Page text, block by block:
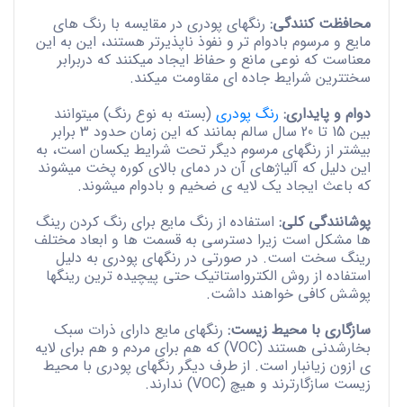
محافظت کنندگی: رنگهای پودری در مقایسه با رنگ های
مایع و مرسوم بادوام تر و نفوذ ناپذیرتر هستند، این به این
معناست که نوعی مانع و حفاظ ایجاد میکنند که دربرابر
سختترین شرایط جاده ای مقاومت میکند.
دوام و پایداری: رنگ پودری (بسته به نوع رنگ) میتوانند
بین 15 تا 20 سال سالم بمانند که این زمان حدود 3 برابر
بیشتر از رنگهای مرسوم دیگر تحت شرایط یکسان است، به
این دلیل که آلیاژهای آن در دمای بالای کوره پخت میشوند
که باعث ایجاد یک لایه ی ضخیم و بادوام میشوند.
پوشانندگی کلی: استفاده از رنگ مایع برای رنگ کردن رینگ
ها مشکل است زیرا دسترسی به قسمت ها و ابعاد مختلف
رینگ سخت است. در صورتی در رنگهای پودری به دلیل
استفاده از روش الکترواستاتیک حتی پیچیده ترین رینگها
پوشش کافی خواهند داشت.
سازگاری با محیط زیست: رنگهای مایع دارای ذرات سبک
بخارشدنی هستند (VOC) که هم برای مردم و هم برای لایه
ی ازون زیانبار است. از طرف دیگر رنگهای پودری با محیط
زیست سازگارترند و هیچ (VOC) ندارند.